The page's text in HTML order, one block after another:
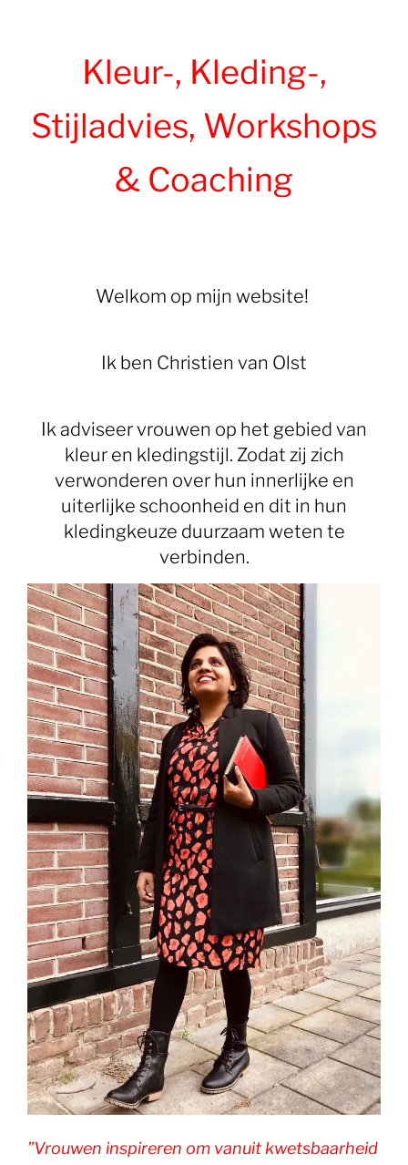
Kleur-, Kleding-,
Stijladvies, Workshops
& Coaching
Welkom op mijn website!
Ik ben Christien van Olst
Ik adviseer vrouwen op het gebied van
kleur en kledingstijl. Zodat zij zich
verwonderen over hun innerlijke en
uiterlijke schoonheid en dit in hun
kledingkeuze duurzaam weten te
verbinden.
”Vrouwen inspireren om vanuit kwetsbaarheid